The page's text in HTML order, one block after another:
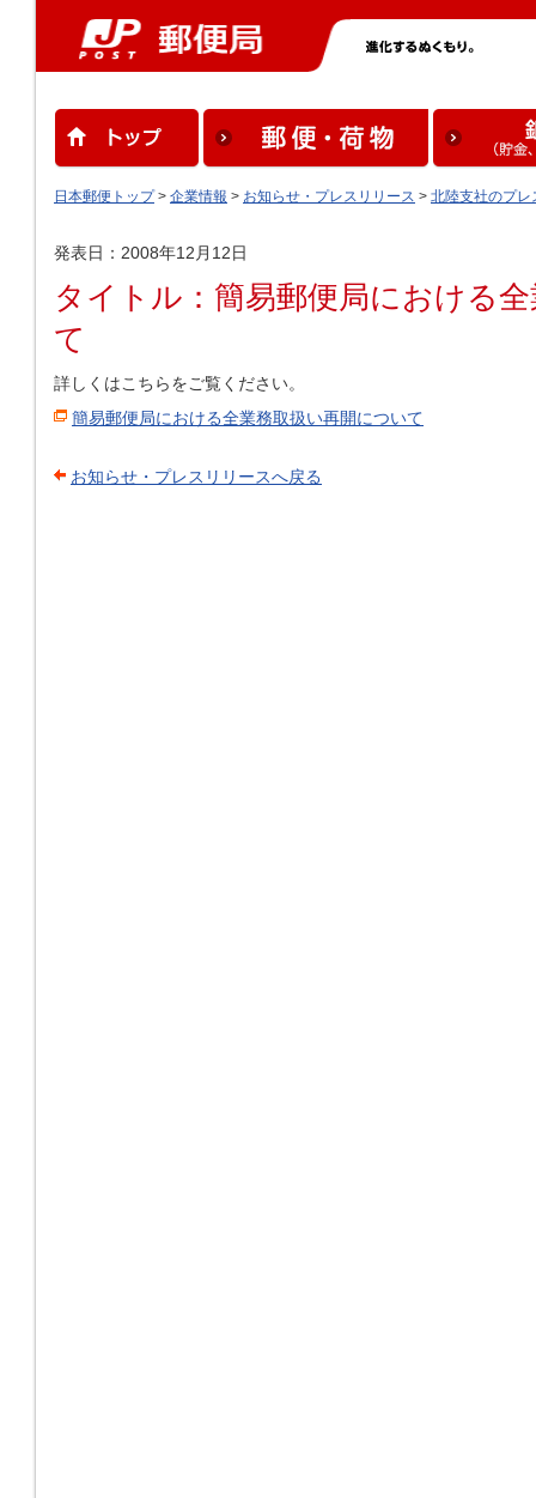
日本郵便トップ> 企業情報 > お知らせ・プレスリリース > 北陸支社のプレ
発表日：2008年12月12日
タイトル：簡易郵便局における
て
詳しくはこちらをご覧ください。
簡易郵便局における全業務取扱い再開について
お知らせ・プレスリリースへ戻る